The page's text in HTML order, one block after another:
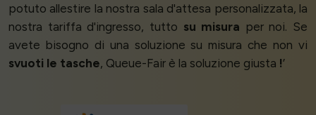
potuto allestire la nostra sala d'attesa personalizzata, la
nostra tariffa d'ingresso, tutto su misura per noi. Se
avete bisogno di una soluzione su misura che non vi
svuoti le tasche, Queue-Fair è la soluzione giusta !’